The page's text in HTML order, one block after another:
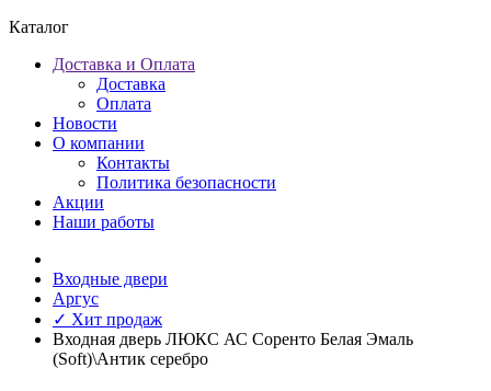
Каталог
Доставка и Оплата
Доставка
Оплата
Новости
О компании
Контакты
Политика безопасности
Акции
Наши работы
Входные двери
Аргус
✓ Хит продаж
Входная дверь ЛЮКС АС Соренто Белая Эмаль
(Soft)\Антик серебро